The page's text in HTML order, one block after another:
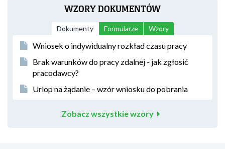
WZORY DOKUMENTÓW
Dokumenty Formularze Wzory
Wniosek o indywidualny rozkład czasu pracy
Brak warunków do pracy zdalnej - jak zgłosić
pracodawcy?
Urlop na żądanie – wzór wniosku do pobrania
Zobacz wszystkie wzory